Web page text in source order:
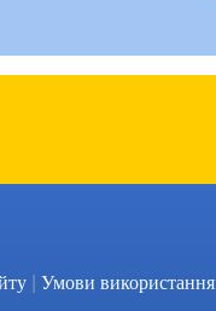
| Умови використання